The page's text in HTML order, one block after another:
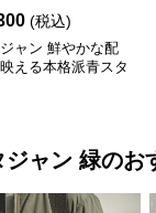
(税込)
ャン 鮮やかな配
える本格派青スタ
ジャン 緑のお